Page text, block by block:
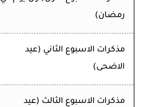
رمضان)
مذكرات الاسبوع الثاني (عيد
الاضحى)
مذكرات الاسبوع الثالث (عيد